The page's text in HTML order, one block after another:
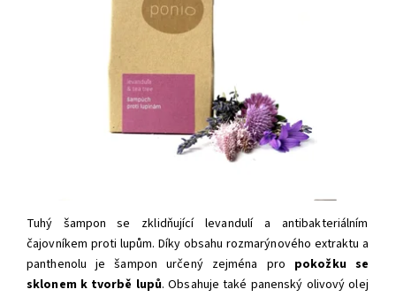
Tuhý šampon
se zklidňující levandulí a antibakteriálním
čajovníkem proti lupům. Díky obsahu rozmarýnového extraktu a
panthenolu je šampon určený zejména pro pokožku se
sklonem k tvorbě lupů. Obsahuje také panenský olivový olej